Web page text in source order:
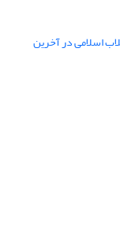
اسلامی در آخرین